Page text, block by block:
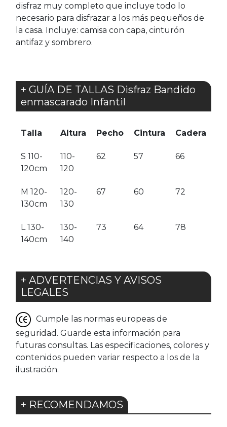
disfraz muy completo que incluye todo lo
necesario para disfrazar a los más pequeños de
la casa. Incluye: camisa con capa, cinturón
antifaz y sombrero.
+ GUÍA DE TALLAS Disfraz Bandido
enmascarado Infantil
Talla Altura Pecho Cintura Cadera
S 110-
120cm
110-
120
62 57 66
M 120-
130cm
120-
130
67 60 72
L 130-
140cm
130-
140
73 64 78
+ ADVERTENCIAS Y AVISOS
LEGALES
Cumple las normas europeas de
seguridad. Guarde esta información para
futuras consultas. Las especificaciones, colores y
contenidos pueden variar respecto a los de la
ilustración.
+ RECOMENDAMOS